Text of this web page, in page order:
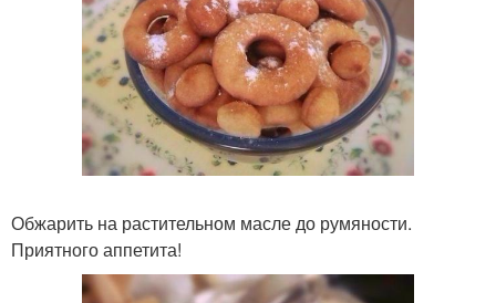
Обжарить на растительном масле до румяности.
Приятного аппетита!